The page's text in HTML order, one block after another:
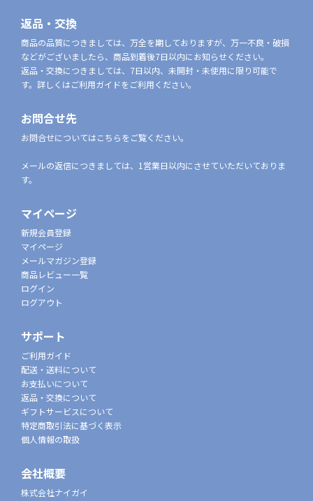
返品・交換
商品の品質につきましては、万全を期しておりますが、万一不良・破損
などがございましたら、商品到着後7日以内にお知らせください。
返品・交換につきましては、7日以内、未開封・未使用に限り可能で
す。詳しくはご利用ガイドをご利用ください。
お問合せ先
お問合せについてはこちらをご覧ください。
メールの返信につきましては、1営業日以内にさせていただいておりま
す。
マイページ
新規会員登録
マイページ
メールマガジン登録
商品レビュー一覧
ログイン
ログアウト
サポート
ご利用ガイド
配送・送料について
お支払いについて
返品・交換について
ギフトサービスについて
特定商取引法に基づく表示
個人情報の取扱
会社概要
株式会社ナイガイ